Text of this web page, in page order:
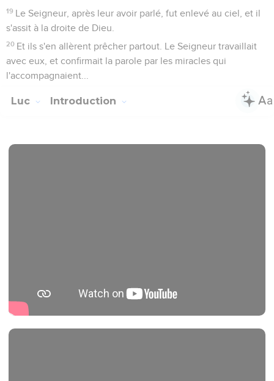
19 Le Seigneur, après leur avoir parlé, fut enlevé au ciel, et il
s'assit à la droite de Dieu.
20 Et ils s'en allèrent prêcher partout. Le Seigneur travaillait
avec eux, et confirmait la parole par les miracles qui
l'accompagnaient...
Luc Introduction